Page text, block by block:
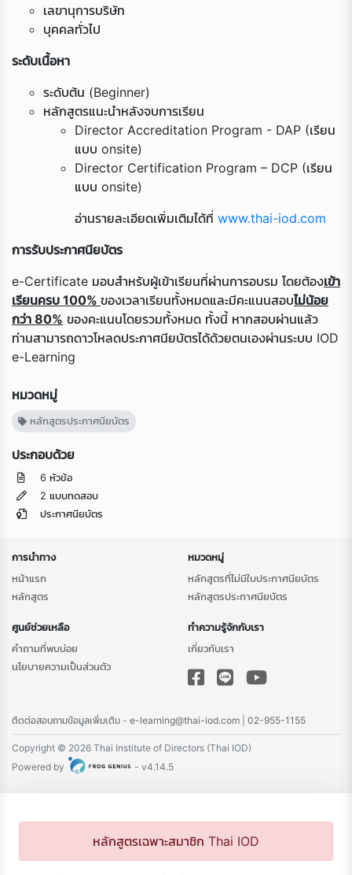
เลขานุการบริษัท
บุคคลทั่วไป
ระดับเนื้อหา
ระดับต้น (Beginner)
หลักสูตรแนะนำหลังจบการเรียน
Director Accreditation Program - DAP (เรียน
แบบ onsite)
Director Certification Program – DCP (เรียน
แบบ onsite)
อ่านรายละเอียดเพิ่มเติมได้ที่ www.thai-iod.com
การรับประกาศนียบัตร
e-Certificate มอบสำหรับผู้เข้าเรียนที่ผ่านการอบรม โดยต้องเข้า
เรียนครบ 100% ของเวลาเรียนทั้งหมดและมีคะแนนสอบไม่น้อย
กว่า 80% ของคะแนนโดยรวมทั้งหมด ทั้งนี้ หากสอบผ่านแล้ว
ท่านสามารถดาวโหลดประกาศนียบัตรได้ด้วยตนเองผ่านระบบ IOD
e-Learning
หมวดหมู่
หลักสูตรประกาศนียบัตร
ประกอบด้วย
6 หัวข้อ
2 แบบทดสอบ
ประกาศนียบัตร
หลักสูตรเฉพาะสมาชิก Thai IOD
การนำทาง
หน้าแรก
หลักสูตร
หมวดหมู่
หลักสูตรที่ไม่มีใบประกาศนียบัตร
หลักสูตรประกาศนียบัตร
ศูนย์ช่วยเหลือ
คำถามที่พบบ่อย
นโยบายความเป็นส่วนตัว
ทำความรู้จักกับเรา
เกี่ยวกับเรา
ติดต่อสอบถามข้อมูลเพิ่มเติม - e-learning@thai-iod.com 02-955-1155
Copyright © 2026 Thai Institute of Directors (Thai IOD)
Powered by
- v4.14.5